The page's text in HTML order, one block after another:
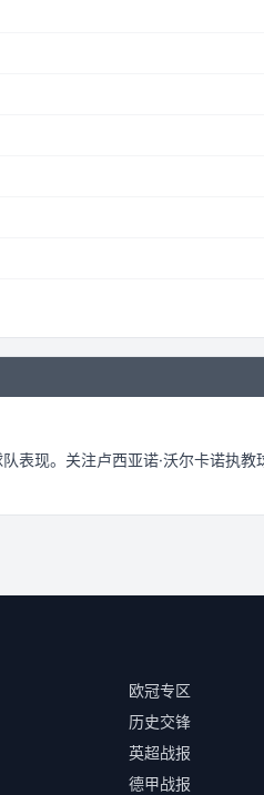
表现。关注卢西亚诺·沃尔卡诺执教
欧冠专区
历史交锋
英超战报
德甲战报